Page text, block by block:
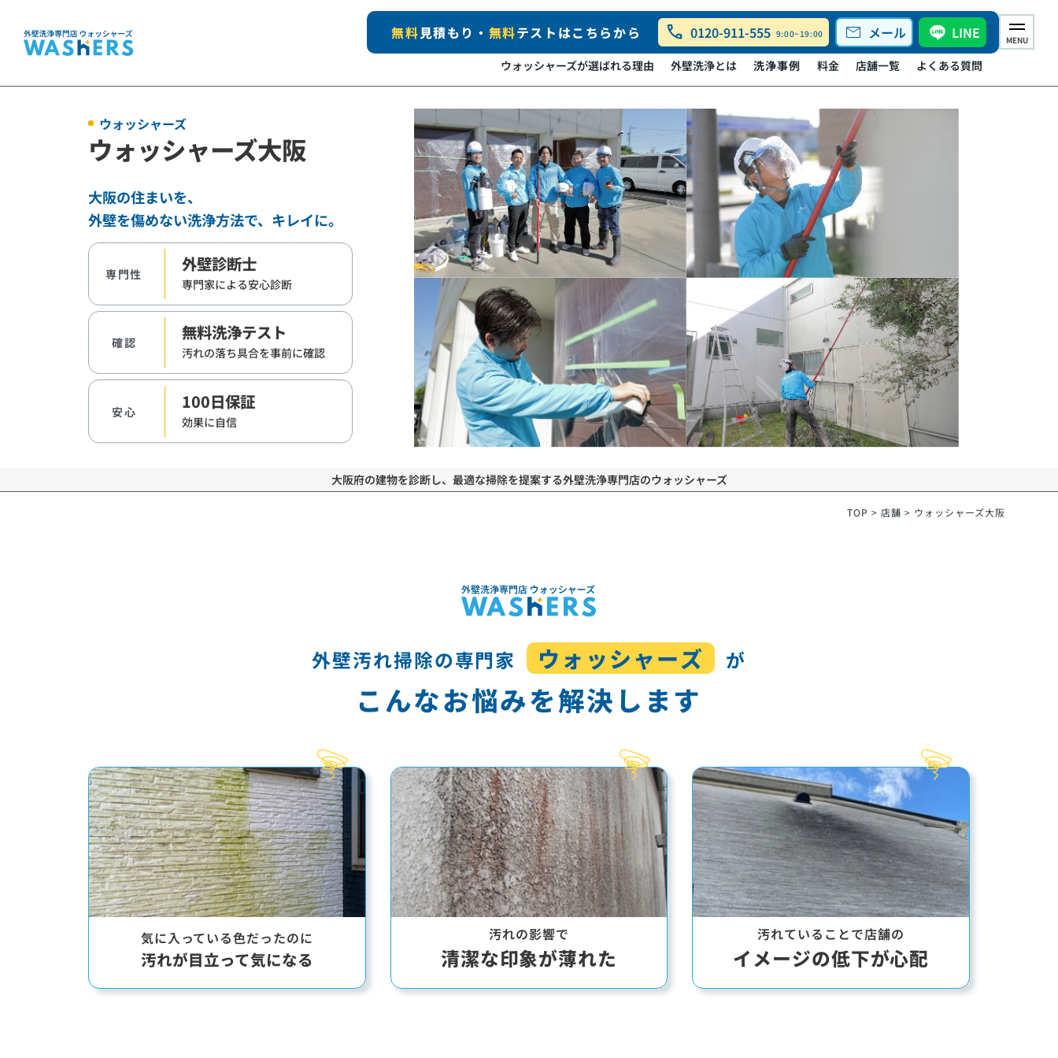
無料見積もり・ 無料テストはこちらから call 0120-911-555 9:00~19:00 mail メール LINE
ウォッシャーズが選ばれる理由 外壁洗浄とは 洗浄事例 料金 店舗一覧 よくある質問
MENU
大阪府の建物を診断し、最適な掃除を提案する外壁洗浄専門店のウォッシャーズ
ウォッシャーズ
ウォッシャーズ大阪
大阪の住まいを、
外壁を傷めない洗浄方法で、キレイに。
専門性 外壁診断士
専門家による安心診断
確認 無料洗浄テスト
汚れの落ち具合を事前に確認
安心 100日保証
効果に自信
TOP > 店舗 > ウォッシャーズ大阪
外壁汚れ掃除の専門家 ウォッシャーズ が
こんなお悩みを解決します
気に入っている色だったのに
汚れが目立って気になる
汚れの影響で
清潔な印象が薄れた
汚れていることで店舗の
イメージの低下が心配